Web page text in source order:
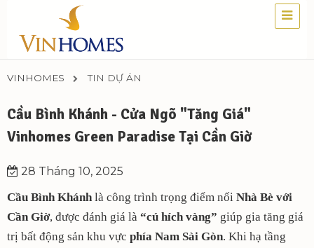
VINHOMES TIN DỰ ÁN
Cầu Bình Khánh - Cửa Ngõ "Tăng Giá"
Vinhomes Green Paradise Tại Cần Giờ
28 Tháng 10, 2025
Cầu Bình Khánhlà công trình trọng điểm nối Nhà Bè với
Cần Giờ, được đánh giá là “cú hích vàng” giúp gia tăng giá
trị bất động sản khu vực phía Nam Sài Gòn. Khi hạ tầng